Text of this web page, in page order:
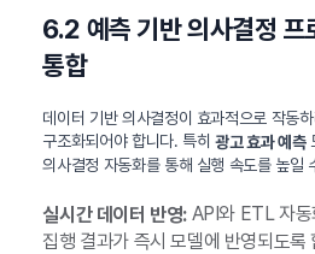
6.2 예측 기반 의사결정 프
통합
데이터 기반 의사결정이 효과적으로 작동
구조화되어야 합니다. 특히광고 효과 예측
의사결정 자동화를 통해 실행 속도를 높일
실시간 데이터 반영:API와 ETL 자동
집행 결과가 즉시 모델에 반영되도록